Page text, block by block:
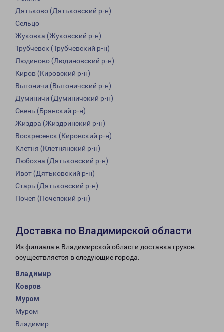
Дятьково (Дятьковский р-н)
Сельцо
Жуковка (Жуковский р-н)
Трубчевск (Трубчевский р-н)
Людиново (Людиновский р-н)
Киров (Кировский р-н)
Выгоничи (Выгоничский р-н)
Думиничи (Думиничский р-н)
Свень (Брянский р-н)
Жиздра (Жиздринский р-н)
Воскресенск (Кировский р-н)
Клетня (Клетнянский р-н)
Любохна (Дятьковский р-н)
Ивот (Дятьковский р-н)
Старь (Дятьковский р-н)
Почеп (Почепский р-н)
Доставка по Владимирской области
Из филиала в Владимирской области доставка грузов
осуществляется в следующие города:
Владимир
Ковров
Муром
Муром
Владимир